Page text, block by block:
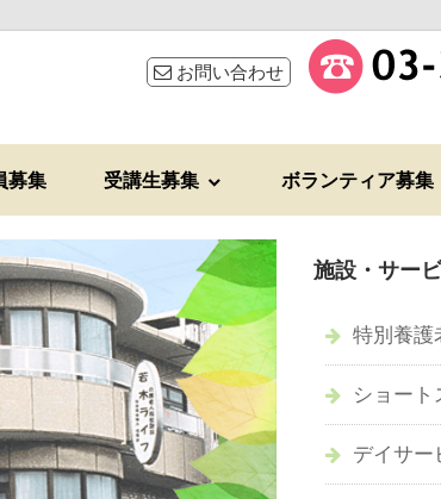
お問い合わせ
募集 受講生募集 ボランティア募集
施設・サー
特別養護
ショート
デイサー